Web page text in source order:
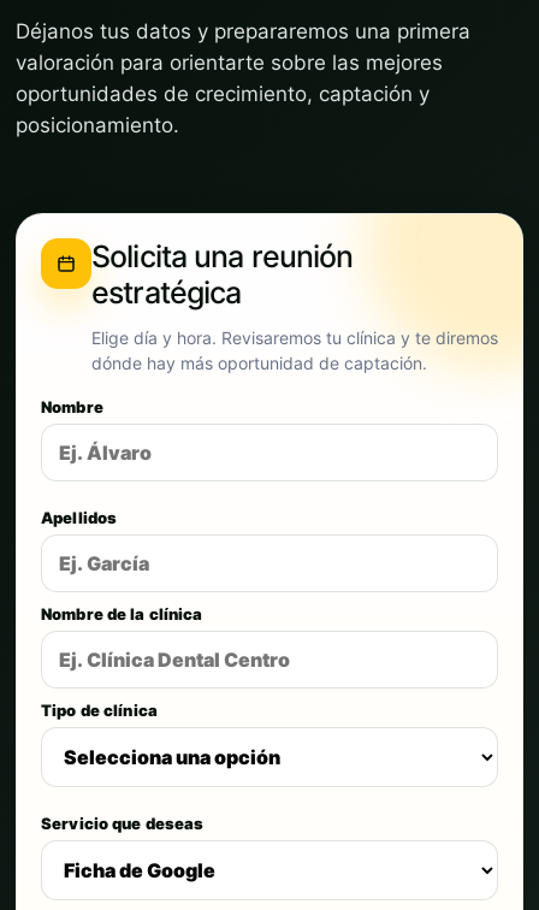
Déjanos tus datos y prepararemos una primera
valoración para orientarte sobre las mejores
oportunidades de crecimiento, captación y
posicionamiento.
Solicita una reunión
estratégica
Elige día y hora. Revisaremos tu clínica y te diremos
dónde hay más oportunidad de captación.
Nombre
Apellidos
Nombre de la clínica
Tipo de clínica
Servicio que deseas